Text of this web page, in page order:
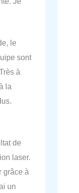
le
sont
à
la
de
laser.
grâce à
un